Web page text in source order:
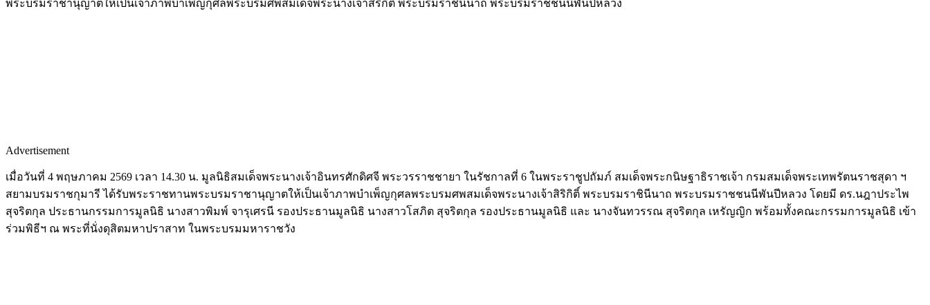
พระบรมราชานุญาตให้เป็นเจ้าภาพบำเพ็ญกุศลพระบรมศพสมเด็จพระนางเจ้าสิริกิติ์ พระบรมราชินีนาถ พระบรมราชชนนีพันปีหลวง
Advertisement
เมื่อวันที่ 4 พฤษภาคม 2569 เวลา 14.30 น. มูลนิธิสมเด็จพระนางเจ้าอินทรศักดิศจี พระวรราชชายา ในรัชกาลที่ 6 ในพระราชูปถัมภ์ สมเด็จพระกนิษฐาธิราชเจ้า กรมสมเด็จพระเทพรัตนราชสุดา ฯ
สยามบรมราชกุมารี ได้รับพระราชทานพระบรมราชานุญาตให้เป็นเจ้าภาพบำเพ็ญกุศลพระบรมศพสมเด็จพระนางเจ้าสิริกิติ์ พระบรมราชินีนาถ พระบรมราชชนนีพันปีหลวง โดยมี ดร.นฎาประไพ
สุจริตกุล ประธานกรรมการมูลนิธิ นางสาวพิมพ์ จารุเศรนี รองประธานมูลนิธิ นางสาวโสภิต สุจริตกุล รองประธานมูลนิธิ และ นางจันทวรรณ สุจริตกุล เหรัญญิก พร้อมทั้งคณะกรรมการมูลนิธิ เข้า
ร่วมพิธีฯ ณ พระที่นั่งดุสิตมหาปราสาท ในพระบรมมหาราชวัง